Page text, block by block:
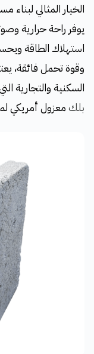
الخيار المثالي
يوفر راحة حرارية
استهلاك الطاقة
وقوة تحمل فائقة،
السكنية والتجارية
بلكمعزول أمريكي